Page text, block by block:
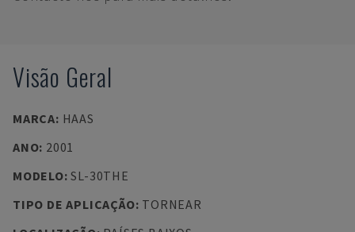
Visão Geral
MARCA: HAAS
ANO: 2001
MODELO:SL-30THE
TIPO DE APLICAÇÃO: TORNEAR